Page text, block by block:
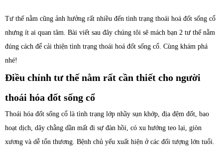
Tư thế nằm cũng ảnh hưởng rất nhiều đến tình trạng thoái hoá đốt sống cổ
nhưng ít ai quan tâm. Bài viết sau đây chúng tôi sẽ mách bạn 2 tư thế nằm
đúng cách để cải thiện tình trạng thoái hoá đốt sống cổ. Cùng khám phá
nhé!
Điều chỉnh tư thế nằm rất cần thiết cho người
thoái hóa đốt sống cổ
Thoái hóa đốt sống cổ là tình trạng lớp nhầy sụn khớp, địa đệm đốt, bao
hoạt dịch, dây chằng dần mất đi sự đàn hồi, có xu hướng teo lại, giòn
xương và dễ tổn thương. Bệnh chủ yếu xuất hiện ở các đối tượng lớn tuổi.